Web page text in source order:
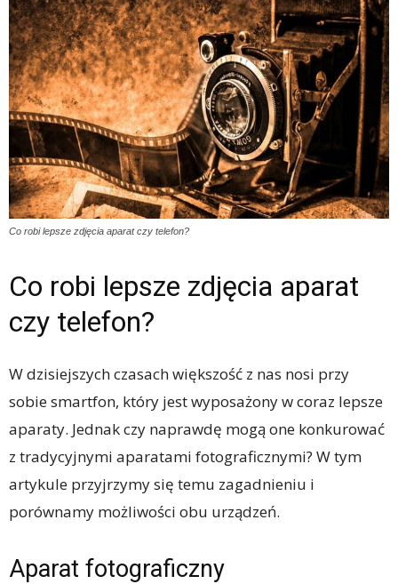
Co robi lepsze zdjęcia aparat czy telefon?
Co robi lepsze zdjęcia aparat
czy telefon?
W dzisiejszych czasach większość z nas nosi przy
sobie smartfon, który jest wyposażony w coraz lepsze
aparaty. Jednak czy naprawdę mogą one konkurować
z tradycyjnymi aparatami fotograficznymi? W tym
artykule przyjrzymy się temu zagadnieniu i
porównamy możliwości obu urządzeń.
Aparat fotograficzny